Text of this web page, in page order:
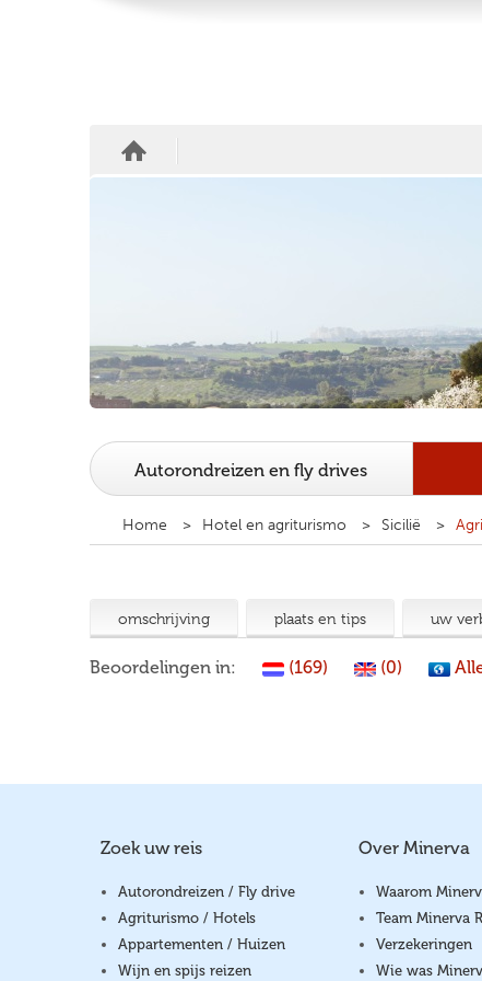
Autorondreizen en fly drives
Home Hotel en agriturismo Sicilië
omschrijving plaats en tips uw
Beoordelingen in: (169) (0)
Zoek uw reis
Autorondreizen / Fly drive
Agriturismo / Hotels
Appartementen / Huizen
Wijn en spijs reizen
Over Minerva
Waarom
Team Minerva
Verzekeringen
Wie was